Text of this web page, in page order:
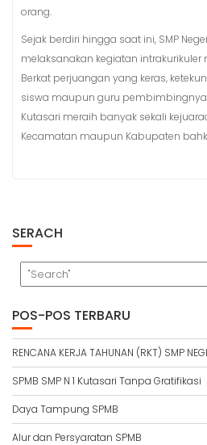
orang.
Sejak berdiri hingga saat ini, SMP
melaksanakan kegiatan intrakurikuler
Berkat perjuangan yang keras,
siswa maupun guru pembimbingnya,
Kutasari meraih banyak sekali
Kecamatan maupun Kabupaten
SERACH
POS-POS TERBARU
RENCANA KERJA TAHUNAN (RKT) SMP
SPMB SMP N 1 Kutasari Tanpa Gratifikasi
Daya Tampung SPMB
Alur dan Persyaratan SPMB